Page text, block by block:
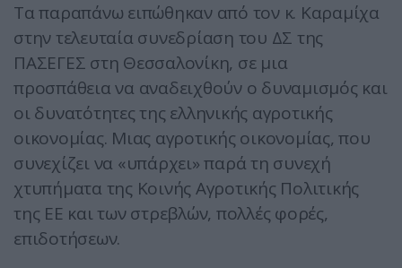
Τα παραπάνω ειπώθηκαν από τον κ. Καραμίχα
στην τελευταία συνεδρίαση του ΔΣ της
ΠΑΣΕΓΕΣ στη Θεσσαλονίκη, σε μια
προσπάθεια να αναδειχθούν ο δυναμισμός και
οι δυνατότητες της ελληνικής αγροτικής
οικονομίας. Μιας αγροτικής οικονομίας, που
συνεχίζει να «υπάρχει» παρά τη συνεχή
χτυπήματα της Κοινής Αγροτικής Πολιτικής
της ΕΕ και των στρεβλών, πολλές φορές,
επιδοτήσεων.